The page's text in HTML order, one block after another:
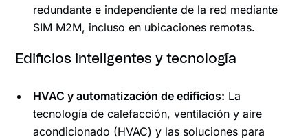
redundante e independiente de la red mediante
SIM M2M, incluso en ubicaciones remotas.
Edificios inteligentes y tecnología
HVAC y automatización de edificios: La
tecnología de calefacción, ventilación y aire
acondicionado (HVAC) y las soluciones para